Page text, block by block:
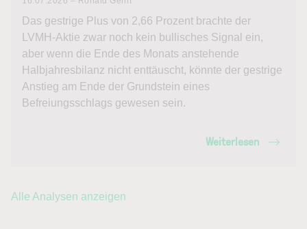
Das gestrige Plus von 2,66 Prozent brachte der
LVMH-Aktie zwar noch kein bullisches Signal ein,
aber wenn die Ende des Monats anstehende
Halbjahresbilanz nicht enttäuscht, könnte der gestrige
Anstieg am Ende der Grundstein eines
Befreiungsschlags gewesen sein.
Weiterlesen
Alle Analysen anzeigen